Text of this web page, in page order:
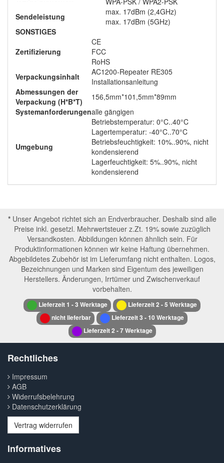
Sendeleistung
max. 17dBm (2,4GHz)
max. 17dBm (5GHz)
SONSTIGES
Zertifizierung
CE
FCC
RoHS
Verpackungsinhalt
AC1200-Repeater RE305
Installationsanleitung
Abmessungen der
Verpackung (H*B*T)
156,5mm*101,5mm*89mm
Systemanforderungenalle gängigen
Umgebung
Betriebstemperatur: 0°C..40°C
Lagertemperatur: -40°C..70°C
Betriebsfeuchtigkeit: 10%..90%, nicht
kondensierend
Lagerfeuchtigkeit: 5%..90%, nicht
kondensierend
*Unser Angebot richtet sich an Endverbraucher. Deshalb sind alle
Preise inkl. gesetzl. Mehrwertsteuer z.Zt. 19% sowie zuzüglich
Versandkosten. Abbildungen können ähnlich sein. Für
Produktinformationen können wir keine Haftung übernehmen.
Abgebildetes Zubehör ist im Lieferumfang nicht enthalten. Logos,
Bezeichnungen und Marken sind Eigentum des jeweiligen
Herstellers. Änderungen, Irrtümer und Zwischenverkauf
vorbehalten.
Lieferzeit 1 - 3 Werktage
Lieferzeit 2 - 5 Werktage
nicht lieferbar
Lieferzeit 3 - 10 Werktage
Lieferzeit 2 - 7 Werktage
Rechtliches
Impressum
AGB
Widerrufsbelehrung
Datenschutzerklärung
Vertrag widerrufen
Informatives